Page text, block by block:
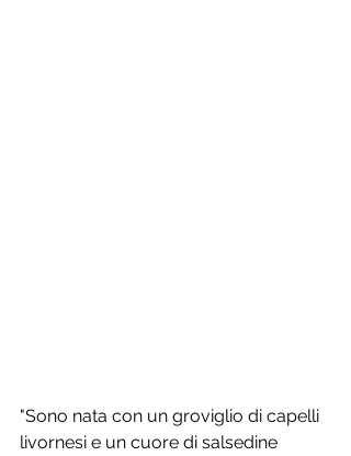
"Sono nata con un groviglio di capelli
livornesi e un cuore di salsedine